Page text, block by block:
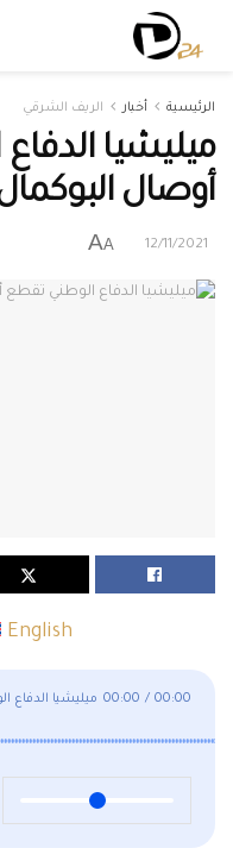
الرئيسية أخبار الريف الشرقي
ميليشيا
أوصال
12/11/2021
A
A
English
ميليشيا الدفاع 00:00 / 00:00